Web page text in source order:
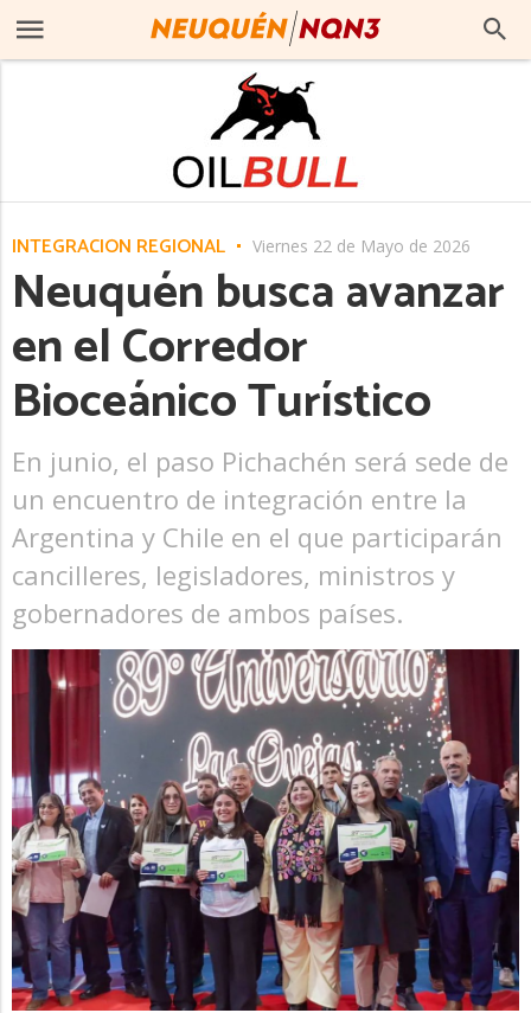
INTEGRACIÓN REGIONAL Viernes 22 de Mayo de 2026
Neuquén busca avanzar
en el Corredor
Bioceánico Turístico
En junio, el paso Pichachén será sede de
un encuentro de integración entre la
Argentina y Chile en el que participarán
cancilleres, legisladores, ministros y
gobernadores de ambos países.